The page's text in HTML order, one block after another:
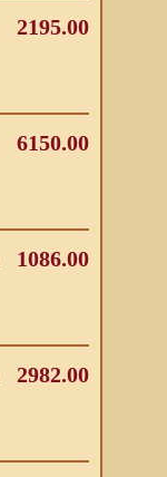
2195.00
6150.00
1086.00
2982.00